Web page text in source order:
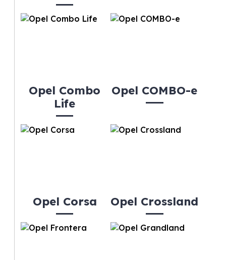
Opel Combo
Life
Opel COMBO-e
Opel Corsa Opel Crossland